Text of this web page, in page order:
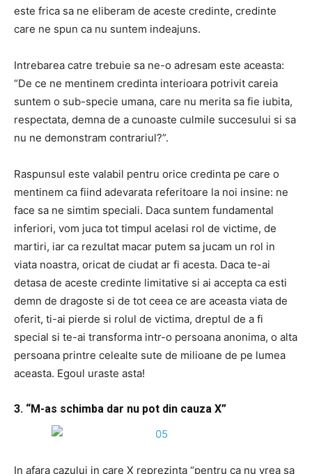
este frica sa ne eliberam de aceste credinte, credinte
care ne spun ca nu suntem indeajuns.
Intrebarea catre trebuie sa ne-o adresam este aceasta:
“De ce ne mentinem credinta interioara potrivit careia
suntem o sub-specie umana, care nu merita sa fie iubita,
respectata, demna de a cunoaste culmile succesului si sa
nu ne demonstram contrariul?”.
Raspunsul este valabil pentru orice credinta pe care o
mentinem ca fiind adevarata referitoare la noi insine: ne
face sa ne simtim speciali. Daca suntem fundamental
inferiori, vom juca tot timpul acelasi rol de victime, de
martiri, iar ca rezultat macar putem sa jucam un rol in
viata noastra, oricat de ciudat ar fi acesta. Daca te-ai
detasa de aceste credinte limitative si ai accepta ca esti
demn de dragoste si de tot ceea ce are aceasta viata de
oferit, ti-ai pierde si rolul de victima, dreptul de a fi
special si te-ai transforma intr-o persoana anonima, o alta
persoana printre celealte sute de milioane de pe lumea
aceasta. Egoul uraste asta!
3. “M-as schimba dar nu pot din cauza X”
In afara cazului in care X reprezinta “pentru ca nu vrea sa